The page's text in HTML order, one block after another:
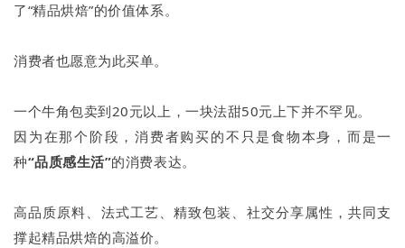
了“精品烘焙”的价值体系。
消费者也愿意为此买单。
一个牛角包卖到20元以上，一块法甜50元上下并不罕见。
因为在那个阶段，消费者购买的不只是食物本身，而是一
种“品质感生活”的消费表达。
高品质原料、法式工艺、精致包装、社交分享属性，共同支
撑起精品烘焙的高溢价。